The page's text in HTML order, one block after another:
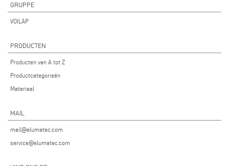
GRUPPE
VOILÀP
PRODUCTEN
Producten van A tot Z
Productcategorieën
Materiaal
MAIL
mail@elumatec.com
service@elumatec.com